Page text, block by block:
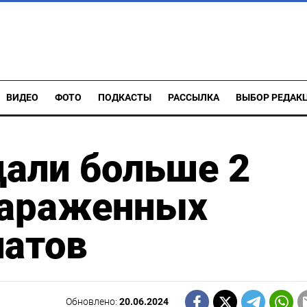
ВИДЕО ФОТО ПОДКАСТЫ РАССЫЛКА ВЫБОР
больше 2
Обновлено:20.06.2024